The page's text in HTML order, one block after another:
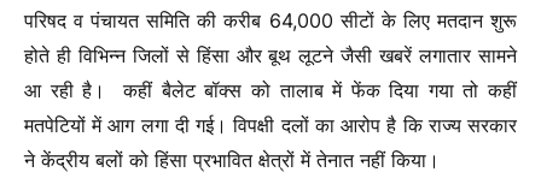
परिषद व पंचायत समिति की करीब 64,000 सीटों के लिए मतदान शुरू
होते ही विभिन्न जिलों से हिंसा और बूथ लूटने जैसी खबरें लगातार सामने
आ रही है। कहीं बैलेट बॉक्स को तालाब में फेंक दिया गया तो कहीं
मतपेटियों में आग लगा दी गई। विपक्षी दलों का आरोप है कि राज्य सरकार
ने केंद्रीय बलों को हिंसा प्रभावित क्षेत्रों में तेनात नहीं किया।